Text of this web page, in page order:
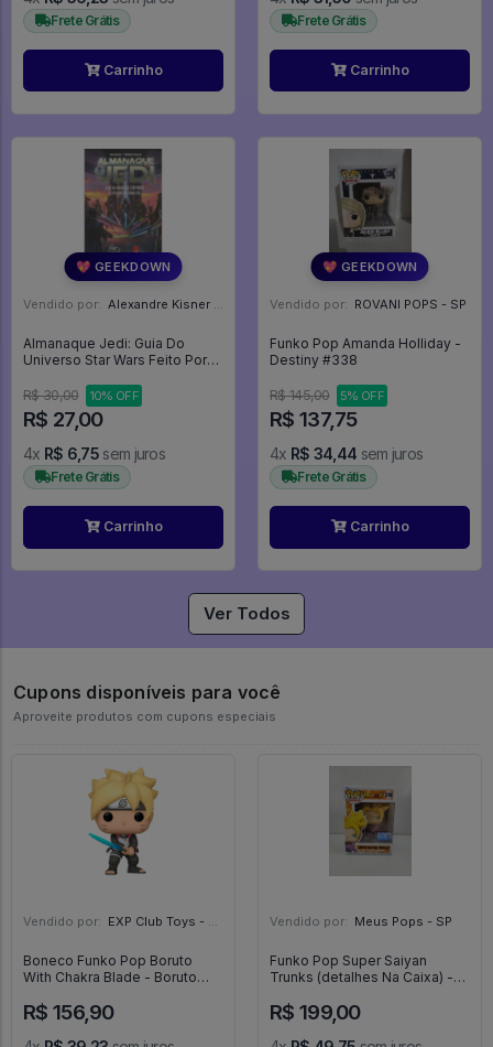
Frete Grátis
Carrinho
Frete Grátis
Carrinho
💖 GEEKDOWN
Vendido por: Alexandre Kisner - PR
Almanaque Jedi: Guia Do
Universo Star Wars Feito Por
R$ 30,00
10% OFF
R$ 27,00
4x R$ 6,75 sem juros
Frete Grátis
Carrinho
💖 GEEKDOWN
Vendido por: ROVANI POPS - SP
Funko Pop Amanda Holliday -
Destiny #338
R$ 145,00 5% OFF
R$ 137,75
4x R$ 34,44 sem juros
Frete Grátis
Carrinho
Ver Todos
Cupons disponíveis para você
Aproveite produtos com cupons especiais
Vendido por: EXP Club Toys - SP
Boneco Funko Pop Boruto
With Chakra Blade - Boruto
#1383
R$ 156,90
Vendido por: Meus Pops - SP
Funko Pop Super Saiyan
Trunks (detalhes Na Caixa) -
R$ 199,00